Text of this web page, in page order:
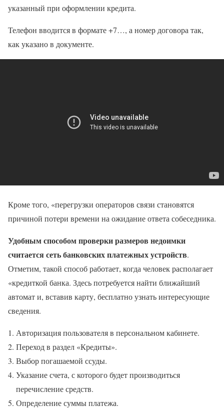
указанный при оформлении кредита.
Телефон вводится в формате +7…, а номер договора так,
как указано в документе.
Кроме того, «перегрузки операторов связи становятся
причиной потери времени на ожидание ответа собеседника.
Удобным способом проверки размеров недоимки
считается сеть банковских платежных устройств.
Отметим, такой способ работает, когда человек располагает
«кредиткой банка. Здесь потребуется найти ближайший
автомат и, вставив карту, бесплатно узнать интересующие
сведения.
Авторизация пользователя в персональном кабинете.
Переход в раздел «Кредиты».
Выбор погашаемой ссуды.
Указание счета, с которого будет производиться
перечисление средств.
Определение суммы платежа.